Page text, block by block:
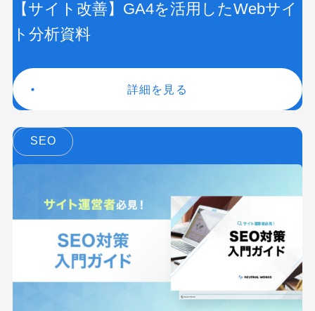
【サイト改善】GA4を活用したWebサイ
ト分析資料
詳細を見る
SEO